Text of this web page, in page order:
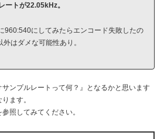
ートが22.05kHz。
960:540にしてみたらエンコード失敗したの
はダメな可能性あり。
サンプルレートって何？』となるかと思います
ます。
照してみてください。